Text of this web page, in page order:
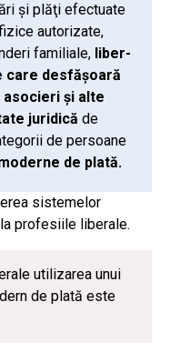
şi plăţi efectuate
autorizate,
familiale, liber-
care desfăşoară
asocieri şi alte
juridică de
de persoane
de plată.
sistemelor
profesiile liberale.
utilizarea unui
de plată este